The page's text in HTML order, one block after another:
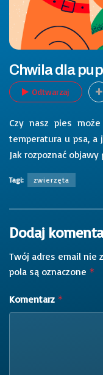
Chwila dla
Odtwarzaj
Czy nasz pies
temperatura u psa, a
Jak rozpoznać
Tagi: zwierzęta
Dodaj
Twój adres email nie
pola są oznaczone *
Komentarz *